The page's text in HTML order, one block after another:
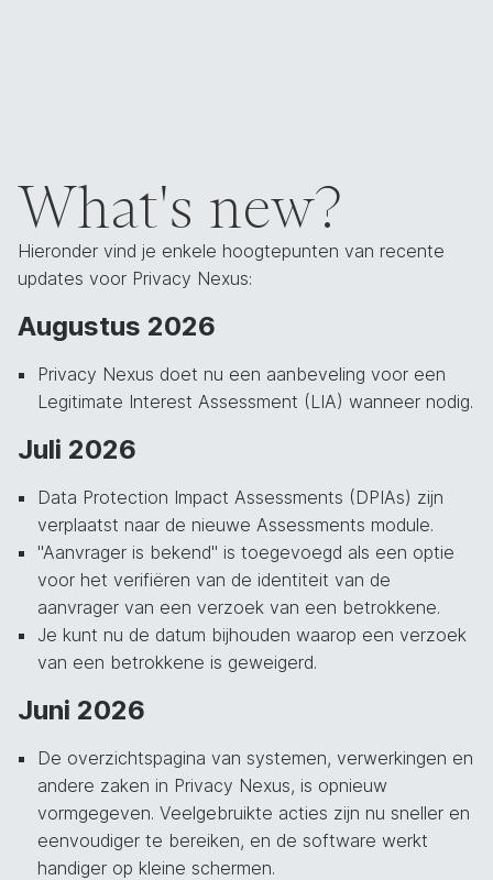
What's new?
Hieronder vind je enkele hoogtepunten van recente
updates voor Privacy Nexus:
Augustus 2026
Privacy Nexus doet nu een aanbeveling voor een
Legitimate Interest Assessment (LIA) wanneer nodig.
Juli 2026
Data Protection Impact Assessments (DPIAs) zijn
verplaatst naar de nieuwe Assessments module.
"Aanvrager is bekend" is toegevoegd als een optie
voor het verifiëren van de identiteit van de
aanvrager van een verzoek van een betrokkene.
Je kunt nu de datum bijhouden waarop een verzoek
van een betrokkene is geweigerd.
Juni 2026
De overzichtspagina van systemen, verwerkingen en
andere zaken in Privacy Nexus, is opnieuw
vormgegeven. Veelgebruikte acties zijn nu sneller en
eenvoudiger te bereiken, en de software werkt
handiger op kleine schermen.